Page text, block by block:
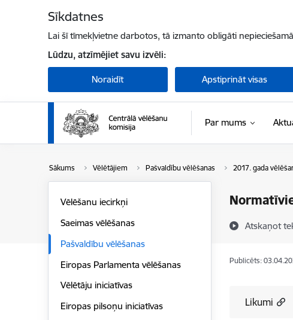
Sīkdatnes
Lai šī tīmekļvietne darbotos, tā izmanto obligāti
Lūdzu, atzīmējiet savu izvēli:
Noraidīt Apstiprināt visas
Par mums
Sākums Vēlētājiem Pašvaldību vēlēšanas 2017. gada
Atskaņot
Vēlēšanu iecirkņi
Saeimas vēlēšanas
Pašvaldību vēlēšanas
Eiropas Parlamenta vēlēšanas
Vēlētāju iniciatīvas
Eiropas pilsoņu iniciatīvas
Publicēts:
Likumi